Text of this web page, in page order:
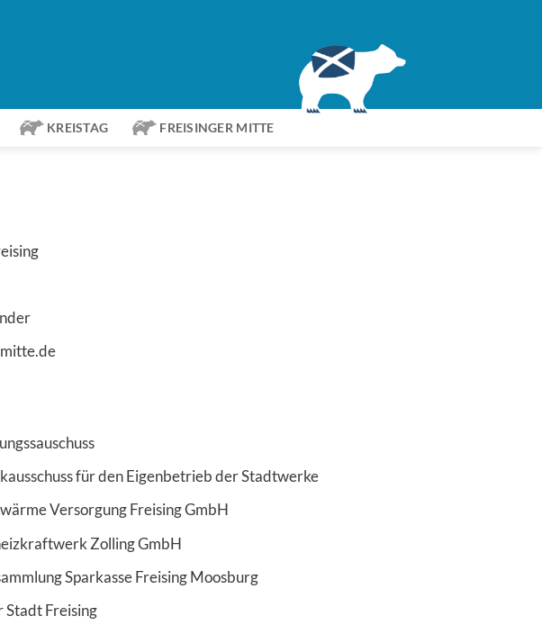
KREISTAG FREISINGER MITTE
für den Eigenbetrieb der Stadtwerke
Versorgung Freising GmbH
Zolling GmbH
Sparkasse Freising Moosburg
Freising